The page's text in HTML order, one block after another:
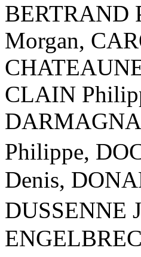
BERTRAND
Morgan,
CLAIN
Philippe,
Denis,